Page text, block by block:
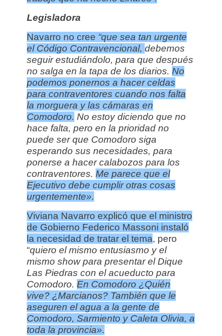
Legisladora
Navarro no cree “que sea tan urgente
el Código Contravencional, debemos
seguir estudiándolo, para que después
no salga en la tapa de los diarios. No
podemos ponernos a hacer celdas
para contraventores cuando nos falta
la morguera y las cámaras en
Comodoro. No estoy diciendo que no
hace falta, pero en la prioridad no
puede ser que Comodoro siga
esperando sus necesidades, para
ponerse a hacer calabozos para los
contraventores. Me parece que el
Ejecutivo debe cumplir otras cosas
urgentemente».
Viviana Navarro explicó que el ministro
de Gobierno Federico Massoni instaló
la necesidad de tratar el tema, pero
“quiero el mismo entusiasmo y el
mismo show para presentar el Dique
Las Piedras con el acueducto para
Comodoro. En Comodoro ¿Quién
vive? ¿Marcianos? También que le
aseguren el agua a la gente de
Comodoro, Sarmiento y Caleta Olivia, a
toda la provincia».